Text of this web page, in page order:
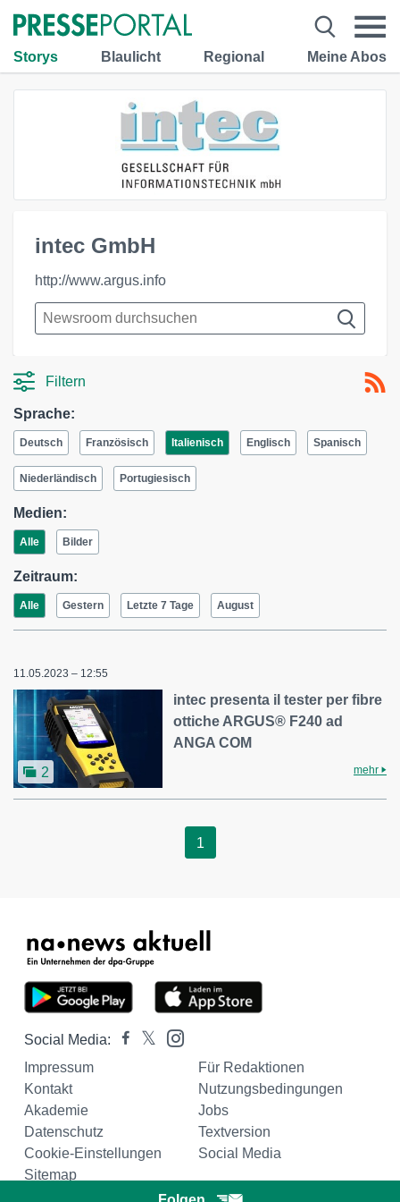
Storys Blaulicht Regional Meine Abos
intec GmbH
http://www.argus.info
Filtern
Sprache:
Deutsch Französisch Italienisch Englisch Spanisch
Niederländisch Portugiesisch
Medien:
Alle Bilder
Zeitraum:
Alle Gestern Letzte 7 Tage August
11.05.2023 – 12:55
2
intec presenta il tester per fibre
ottiche ARGUS® F240 ad
ANGA COM
mehr
1
Social Media:
Impressum
Für Redaktionen
Kontakt
Nutzungsbedingungen
Akademie
Jobs
Datenschutz
Textversion
Cookie-Einstellungen
Social Media
Sitemap